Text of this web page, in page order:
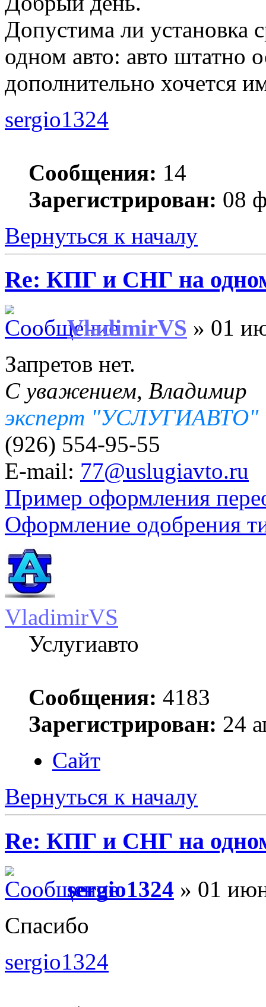
Допустима ли установка
одном авто: авто штатно
дополнительно хочется
sergio1324
Сообщения: 14
Зарегистрирован: 08
Вернуться к началу
Re: КПГ и СНГ на
VladimirVS » 01
Запретов нет.
С уважением, Владимир
эксперт "УСЛУГИАВТО"
(926) 554-95-55
E-mail: 77@uslugiavto.ru
Пример оформления
Оформление одобрения
VladimirVS
Услугиавто
Сообщения: 4183
Зарегистрирован: 24
Сайт
Вернуться к началу
Re: КПГ и СНГ на
sergio1324 » 01
Спасибо
sergio1324